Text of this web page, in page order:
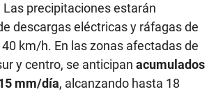
precipitaciones estarán
descargas eléctricas y ráfagas de
km/h. En las zonas afectadas de
y centro, se anticipan acumulados
mm/día, alcanzando hasta 18